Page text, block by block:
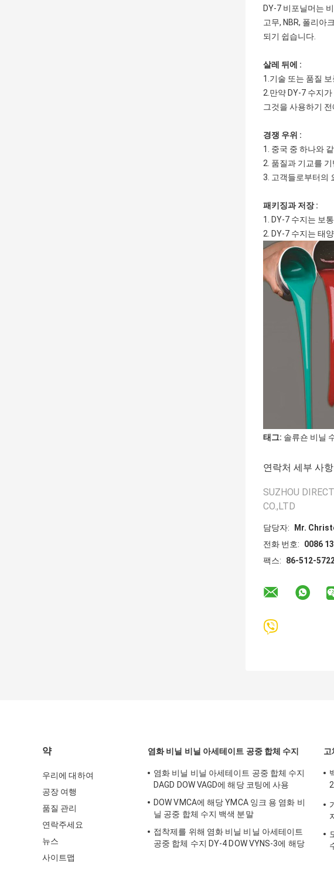
DY-7 비포닐머는
고무, NBR, 폴리아
되기 쉽습니다.
살레 뒤에 :
1.기술 또는 품질
2.만약 DY-7 수지
그것을 사용하기
경쟁 우위 :
1. 중국 중 하나와
2. 품질과 기교를
3. 고객들로부터의
패키징과 저장 :
1. DY-7 수지는 보
2. DY-7 수지는 태
태그: 솔류숀 비닐
연락처 세부 사항
SUZHOU
CO.,LTD
담당자:
Mr.
전화 번호:
0086
팩스:
86-512-
약
우리에 대하여
공장 여행
품질 관리
연락주세요
뉴스
사이트맵
염화 비닐 비닐 아세테이트 공중 합체 수지
염화 비닐 비닐 아세테이트 공중 합체 수지
DAGD DOW VAGD에 해당 코팅에 사용
DOW VMCA에 해당 YMCA 잉크 용 염화 비
닐 공중 합체 수지 백색 분말
접착제를 위해 염화 비닐 비닐 아세테이트
공중 합체 수지 DY-4 DOW VYNS-3에 해당
고